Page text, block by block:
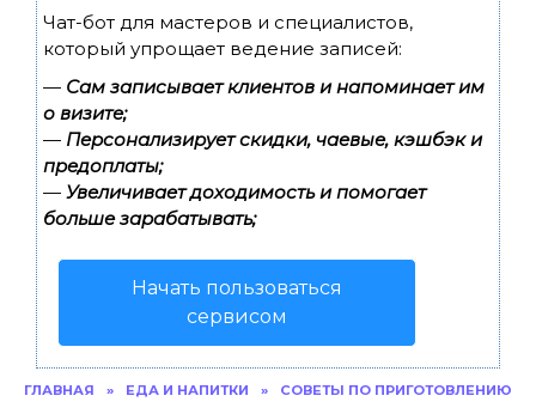
Чат-бот для мастеров и специалистов,
который упрощает ведение записей:
— Сам записывает клиентов и напоминает им
о визите;
— Персонализирует скидки, чаевые, кэшбэк и
предоплаты;
— Увеличивает доходимость и помогает
больше зарабатывать;
Начать пользоваться
сервисом
ГЛАВНАЯ » ЕДА И НАПИТКИ » СОВЕТЫ ПО ПРИГОТОВЛЕНИЮ